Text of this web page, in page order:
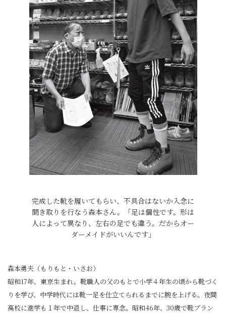
完成した靴を履いてもらい、不具合はないか入念に
聞き取りを行なう森本さん。「足は個性です。形は
人によって異なり、左右の足でも違う。だからオー
ダーメイドがいいんです」
森本勇夫（もりもと・いさお）
昭和17年、東京生まれ。靴職人の父のもとで小学４年生の頃から靴づく
りを学び、中学時代には靴一足を仕立てられるまでに腕を上げる。夜間
高校に進学も１年で中退し、仕事に専念。昭和46年、30歳で靴ブラン